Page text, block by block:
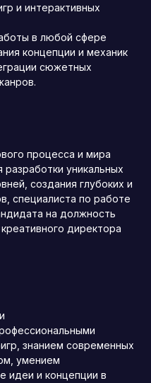
и интерактивных
в любой сфере
концепции и механик
сюжетных
процесса и мира
уникальных
создания глубоких и
специалиста по работе
на должность
директора
знанием современных
умением
идеи и концепции в